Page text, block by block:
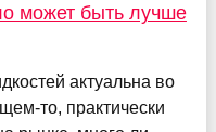
может быть лучше
актуальна во
то, практически